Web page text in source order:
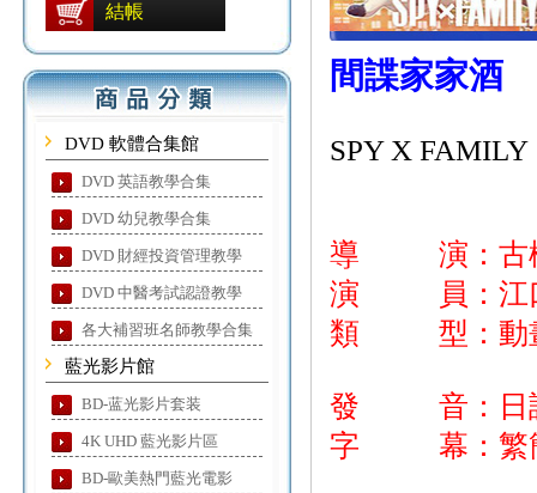
結帳
DVD 軟體合集館
DVD 英語教學合集
DVD 幼兒教學合集
DVD 財經投資管理教學
DVD 中醫考試認證教學
各大補習班名師教學合集
藍光影片館
BD-蓝光影片套装
4K UHD 藍光影片區
BD-歐美熱門藍光電影
間諜家家酒
SPY X FAMILY
導 演：古
演 員：江口
類 型：動畫
發 音：日
字 幕：繁